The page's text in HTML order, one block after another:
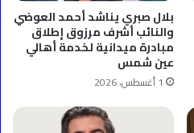
بلال صبري يناشد أحمد العوضي
والنائب أشرف مرزوق إطلاق
مبادرة ميدانية لخدمة أهالي
عين شمس
1 أغسطس، 2026